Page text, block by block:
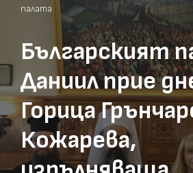
палата
Българският
Даниил прие
Горица
Кожарева,